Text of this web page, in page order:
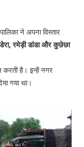
ने अपना विस्तार
डेरा, रमेड़ी डांडा और कुछेछा
करती है। इन्हें नगर
गया था।